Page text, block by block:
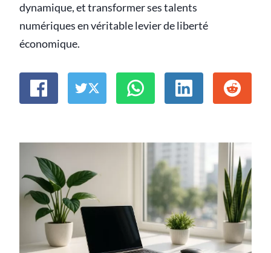
dynamique, et transformer ses talents
numériques en véritable levier de liberté
économique.